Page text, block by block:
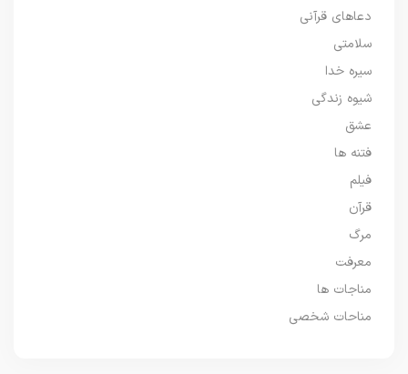
دعاهای قرآنی
سلامتی
سیره خدا
شیوه زندگی
عشق
فتنه ها
فیلم
قرآن
مرگ
معرفت
مناجات ها
مناحات شخصی